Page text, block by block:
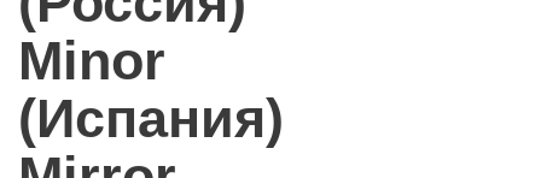
Minor
(Испания)